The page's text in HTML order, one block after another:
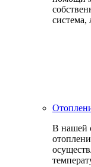
система,
В нашей